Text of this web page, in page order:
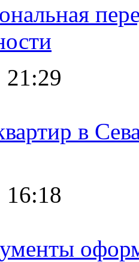
21:29
в
16:18